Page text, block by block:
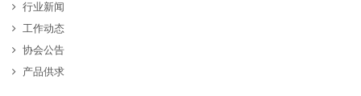
行业新闻
工作动态
协会公告
产品供求